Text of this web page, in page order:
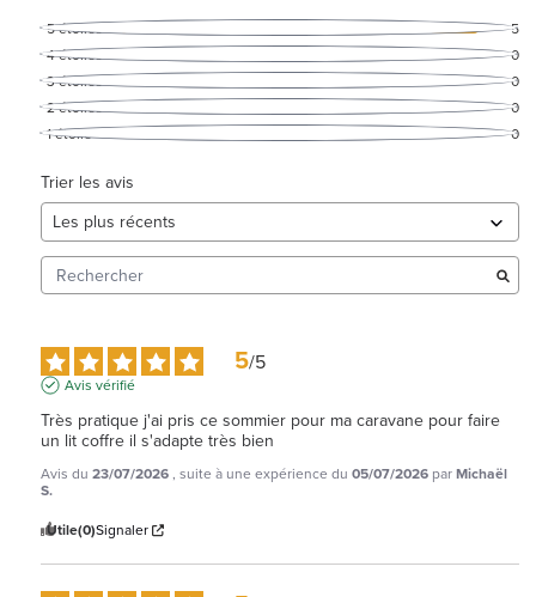
5étoiles
5
4étoiles
0
3étoiles
0
2étoiles
0
1étoile 0
Trier les avis
5/5
Avis vérifié
Très pratique j'ai pris ce sommier pour ma caravane pour faire
un lit coffre il s'adapte très bien
Avis du 23/07/2026, suite à une expérience du 05/07/2026 parMichaël
S.
Utile(0)Signaler